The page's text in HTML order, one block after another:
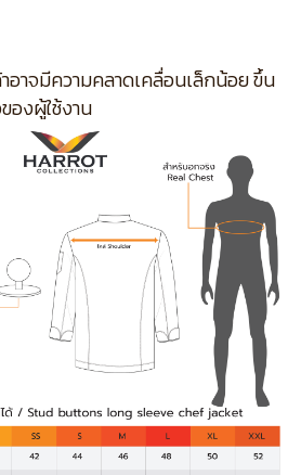
อาจมีความคลาดเคลื่อนเล็กน้อย ขึ้น
องผู้ใช้งาน